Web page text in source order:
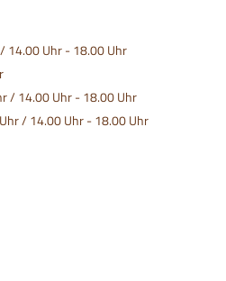
14.00 Uhr - 18.00 Uhr
/ 14.00 Uhr - 18.00 Uhr
/ 14.00 Uhr - 18.00 Uhr